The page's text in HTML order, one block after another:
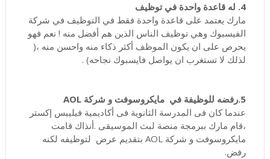
4. له قاعدة واحدة في توظيف
مارك يعتمد على قاعدة واحدة فقط في التوظيف في شركة
الفيسبوك وهي توظيف الناس الذين هم أفضل منه ! نعم فهو
يحرص على ان يكون الموظف أكثر ذكاء منه واحسن منه ،(
لذلك لا تستغرب ان يواصل فايسبوك نجاحه) .
5.رفضه للوظيفة في مايكروسوفت و شركة AOL
عندما كان فى المدرسة الثانوية فى أكاديمية فيليبس إكستر
،قام مارك ببرمجة منصة لبث الموسيقى .أنذاك قامت
مايكروسوفت و شركة AOL بتقديم عرض لتوظيفه لكنه
رفض.